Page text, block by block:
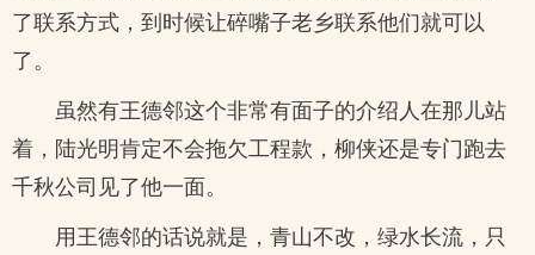
了联系方式，到时候让碎嘴子老乡联系他们就可以
了。
虽然有王德邻这个非常有面子的介绍人在那儿站
着，陆光明肯定不会拖欠工程款，柳侠还是专门跑去
千秋公司见了他一面。
用王德邻的话说就是，青山不改，绿水长流，只